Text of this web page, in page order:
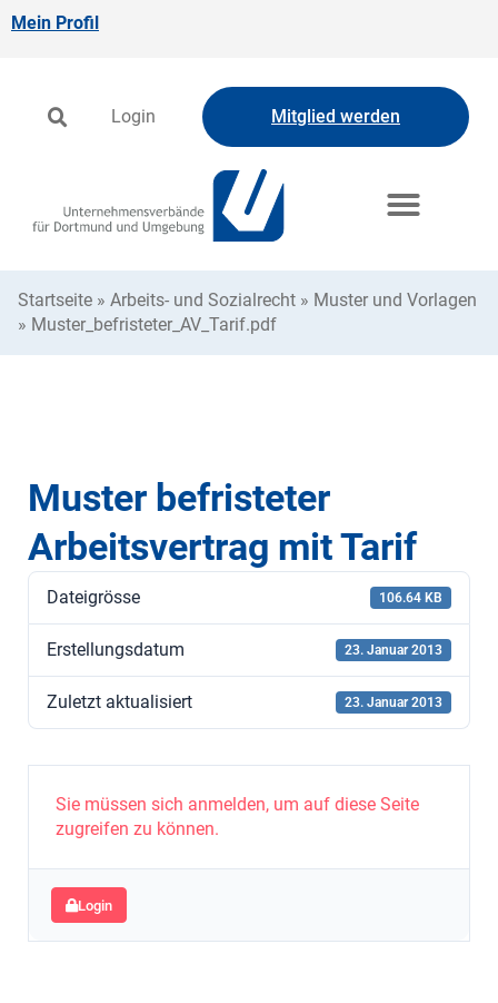
Mein Profil
Login Mitglied werden
Startseite » Arbeits- und Sozialrecht » Muster und Vorlagen
» Muster_befristeter_AV_Tarif.pdf
Muster befristeter
Arbeitsvertrag mit Tarif
Dateigrösse 106.64 KB
Erstellungsdatum 23. Januar 2013
Zuletzt aktualisiert 23. Januar 2013
Sie müssen sich anmelden, um auf diese Seite
zugreifen zu können.
Login